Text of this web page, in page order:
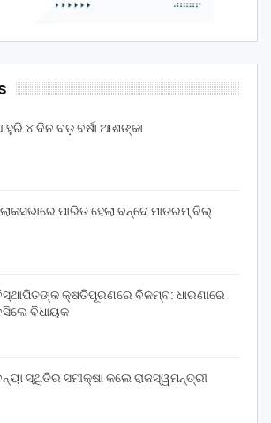
୪ ଦିନ ବଡ଼ ବର୍ଷା ଆଶଙ୍କା
ପାରିତ ହେଲା ବନ୍ଦେ ମାତରମ୍‌ ବିଲ୍‌
କ୍ଷତିପୂରଣରେ ବିଳମ୍ବ: ଧାରଣାରେ
ବିଧାୟକ
ସ୍ଥିତିର ସମୀକ୍ଷା କଲେ ରାଜସ୍ୱମନ୍ତ୍ରୀ